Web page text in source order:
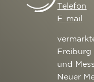
Telefon
E-mail
Freiburg
und
Neuer